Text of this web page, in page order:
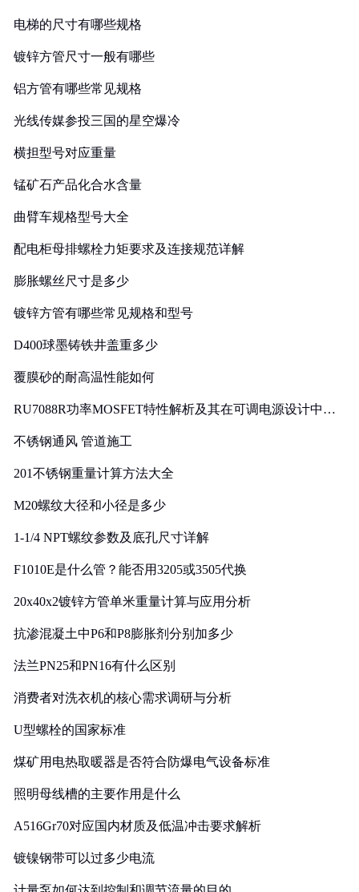
电梯的尺寸有哪些规格
镀锌方管尺寸一般有哪些
铝方管有哪些常见规格
光线传媒参投三国的星空爆冷
横担型号对应重量
锰矿石产品化合水含量
曲臂车规格型号大全
配电柜母排螺栓力矩要求及连接规范详解
膨胀螺丝尺寸是多少
镀锌方管有哪些常见规格和型号
D400球墨铸铁井盖重多少
覆膜砂的耐高温性能如何
RU7088R功率MOSFET特性解析及其在可调电源设计中的
不锈钢通风 管道施工
201不锈钢重量计算方法大全
M20螺纹大径和小径是多少
1-1/4 NPT螺纹参数及底孔尺寸详解
F1010E是什么管？能否用3205或3505代换
20x40x2镀锌方管单米重量计算与应用分析
抗渗混凝土中P6和P8膨胀剂分别加多少
法兰PN25和PN16有什么区别
消费者对洗衣机的核心需求调研与分析
U型螺栓的国家标准
煤矿用电热取暖器是否符合防爆电气设备标准
照明母线槽的主要作用是什么
A516Gr70对应国内材质及低温冲击要求解析
镀镍钢带可以过多少电流